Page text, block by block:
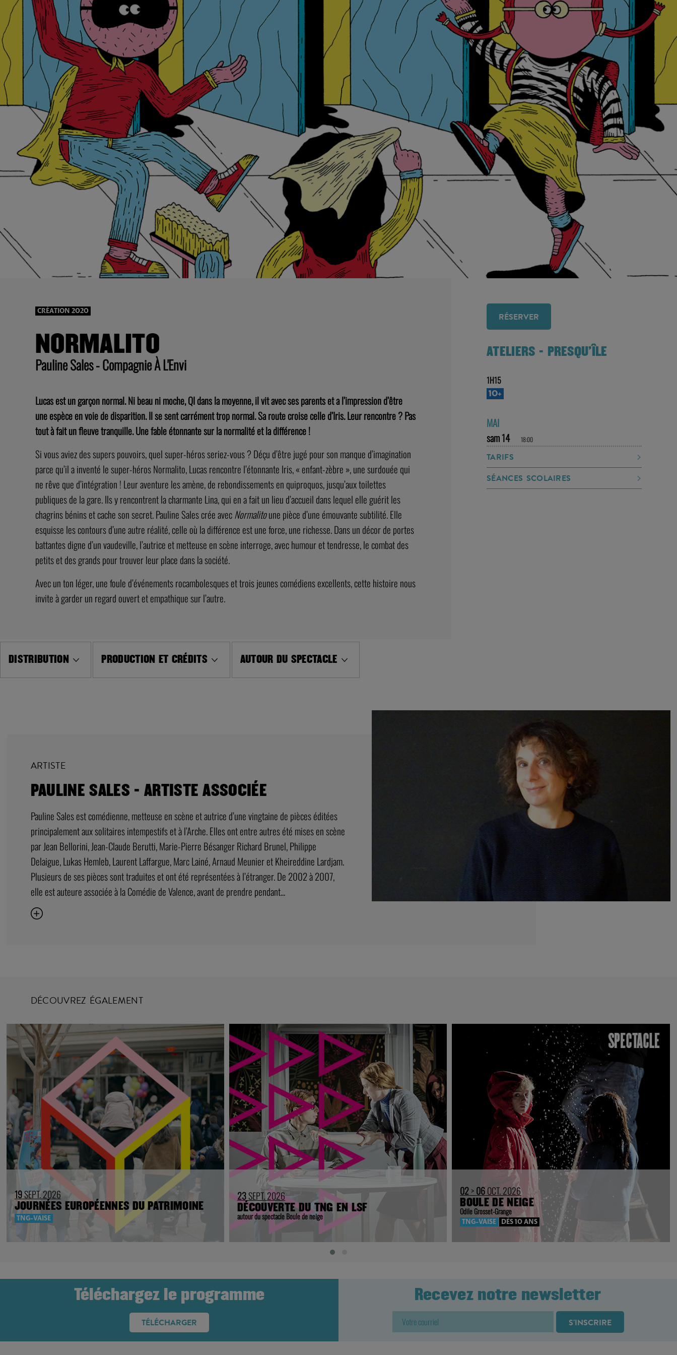
CRÉATION 2020
NORMALITO
Pauline Sales - Compagnie À L'Envi
Lucas est un garçon normal. Ni beau ni moche, QI dans la moyenne, il vit avec ses parents et a l’impression d’être
une espèce en voie de disparition. Il se sent carrément trop normal. Sa route croise celle d’Iris. Leur rencontre ? Pas
tout à fait un fleuve tranquille. Une fable étonnante sur la normalité et la différence !
Si vous aviez des supers pouvoirs, quel super-héros seriez-vous ? Déçu d’être jugé pour son manque d’imagination
parce qu’il a inventé le super-héros Normalito, Lucas rencontre l’étonnante Iris, « enfant-zèbre », une surdouée qui
ne rêve que d’intégration ! Leur aventure les amène, de rebondissements en quiproquos, jusqu’aux toilettes
publiques de la gare. Ils y rencontrent la charmante Lina, qui en a fait un lieu d’accueil dans lequel elle guérit les
chagrins bénins et cache son secret. Pauline Sales crée avecNormalitoune pièce d’une émouvante subtilité. Elle
esquisse les contours d’une autre réalité, celle où la différence est une force, une richesse. Dans un décor de portes
battantes digne d’un vaudeville, l’autrice et metteuse en scène interroge, avec humour et tendresse, le combat des
petits et des grands pour trouver leur place dans la société.
Avec un ton léger, une foule d’événements rocambolesques et trois jeunes comédiens excellents, cette histoire nous
invite à garder un regard ouvert et empathique sur l’autre.
DISTRIBUTION PRODUCTION ET CRÉDITS AUTOUR DU SPECTACLE
RÉSERVER
ATELIERS - PRESQU'ÎLE
1H15
10+
MAI
sam 14
18:00
TARIFS
SÉANCES SCOLAIRES
ARTISTE
PAULINE SALES - ARTISTE ASSOCIÉE
Pauline Sales est comédienne, metteuse en scène et autrice d’une vingtaine de pièces éditées
principalement aux solitaires intempestifs et à l’Arche. Elles ont entre autres été mises en scène
par Jean Bellorini, Jean-Claude Berutti, Marie-Pierre Bésanger Richard Brunel, Philippe
Delaigue, Lukas Hemleb, Laurent Laffargue, Marc Lainé, Arnaud Meunier et Kheireddine Lardjam.
Plusieurs de ses pièces sont traduites et ont été représentées à l’étranger. De 2002 à 2007,
elle est auteure associée à la Comédie de Valence, avant de prendre pendant...
DÉCOUVREZ ÉGALEMENT
19SEPT. 2026
JOURNÉES EUROPÉENNES DU PATRIMOINE
TNG-VAISE
23SEPT. 2026
DÉCOUVERTE DU TNG EN LSF
autour du spectacle Boule de neige
02>06OCT. 2026
BOULE DE NEIGE
Odile Grosset-Grange
TNG-VAISE DÈS 10 ANS
Téléchargez le programme
TÉLÉCHARGER
Recevez notre newsletter